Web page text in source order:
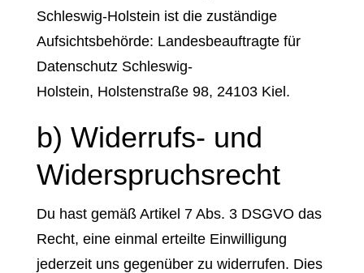
Schleswig-Holstein ist die zuständige
Aufsichtsbehörde: Landesbeauftragte für
Datenschutz Schleswig-
Holstein, Holstenstraße 98, 24103 Kiel.
b) Widerrufs- und
Widerspruchsrecht
Du hast gemäß Artikel 7 Abs. 3 DSGVO das
Recht, eine einmal erteilte Einwilligung
jederzeit uns gegenüber zu widerrufen. Dies